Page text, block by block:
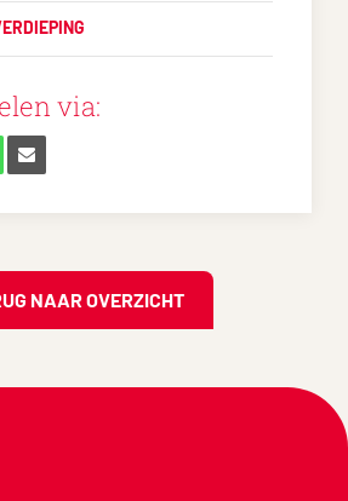
via:
NAAR OVERZICHT